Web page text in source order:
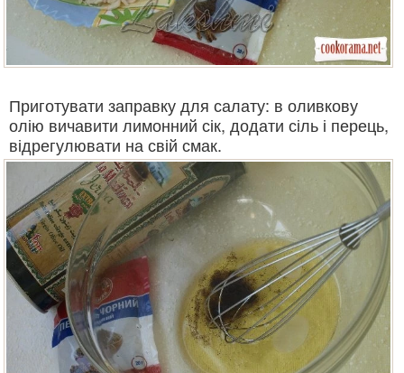
Приготувати заправку для салату: в оливкову
олію вичавити лимонний сік, додати сіль і перець,
відрегулювати на свій смак.